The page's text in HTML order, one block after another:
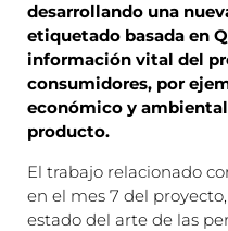
desarrollando una
etiquetado basada en
información vital del
consumidores, por
económico y
producto.
El trabajo relacionado
en el mes 7 del
estado del arte de las